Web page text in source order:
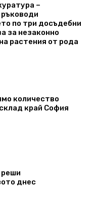
–
по три досъдебни
за незаконно
растения от рода
количество
край София
днес